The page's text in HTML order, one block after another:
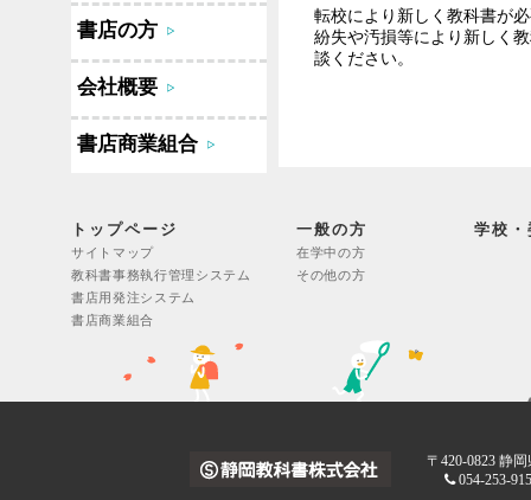
書店の方
会社概要
書店商業組合
転校により新しく教科書が
紛失や汚損等により新しく
談ください。
トップページ
サイトマップ
教科書事務執行管理システム
書店用発注システム
書店商業組合
一般の方
在学中の方
その他の方
学校
〒420-0823 静
054-253-